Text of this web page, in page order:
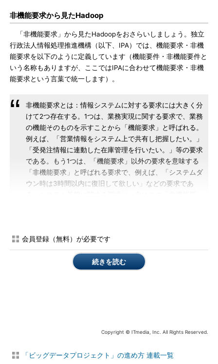
非機能要求から見たHadoop
「非機能要求」から見たHadoopをおさらいしましょう。独立
行政法人情報処理推進機構（以下、IPA）では、機能要求・非機
能要求を以下のように定義しています（機能要件・非機能要件と
いう名称もありますが、ここではIPAに合わせて機能要求・非機
能要求という言葉で統一します）。
非機能要求とは：情報システムに対する要求には大きく分
けて2つ存在する。1つは、業務実現に関する要求で、業務
の機能そのものを示すことから「機能要求」と呼ばれる。
例えば、「営業情報をシステム上で共有し把握したい。」
「受発注情報に連動した在庫管理を行いたい。」等の要求
である。もう1つは、「機能要求」以外の要求を意味する
「非機能要求」と呼ばれる要求で、例えば、「システムダ
ウン時は3時間以内に復旧して欲しい」などの要求であ
推進機構、2010年」より、一部改変）
エンタープライズにおけるシステム開発では厳しい非機能要求
築するか、あるいは疑似的な別のアーキテクチャによる小規模環
会員登録（無料）が必要です
続きを読む
Copyright © ITmedia, Inc. All Rights Reserved.
「ビッグデータプロジェクト」の進め方 連載一覧